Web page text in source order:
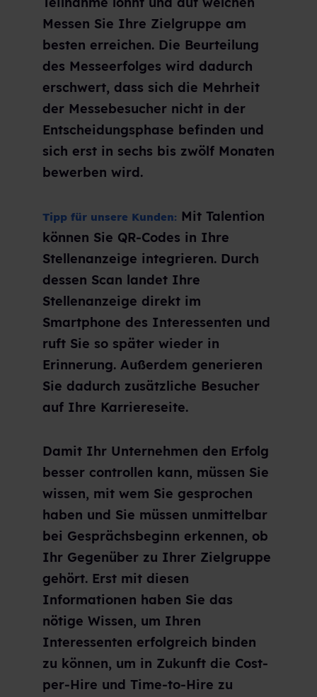
Messen Sie Ihre Zielgruppe am
besten erreichen. Die Beurteilung
des Messeerfolges wird dadurch
erschwert, dass sich die Mehrheit
der Messebesucher nicht in der
Entscheidungsphase befinden und
sich erst in sechs bis zwölf Monaten
bewerben wird.
Tipp für unsere Kunden: Mit Talention
können Sie QR-Codes in Ihre
Stellenanzeige integrieren. Durch
dessen Scan landet Ihre
Stellenanzeige direkt im
Smartphone des Interessenten und
ruft Sie so später wieder in
Erinnerung. Außerdem generieren
Sie dadurch zusätzliche Besucher
auf Ihre Karriereseite.
Damit Ihr Unternehmen den Erfolg
besser controllen kann, müssen Sie
wissen, mit wem Sie gesprochen
haben und Sie müssen unmittelbar
bei Gesprächsbeginn erkennen, ob
Ihr Gegenüber zu Ihrer Zielgruppe
gehört. Erst mit diesen
Informationen haben Sie das
nötige Wissen, um Ihren
Interessenten erfolgreich binden
zu können, um in Zukunft die Cost-
per-Hire und Time-to-Hire zu